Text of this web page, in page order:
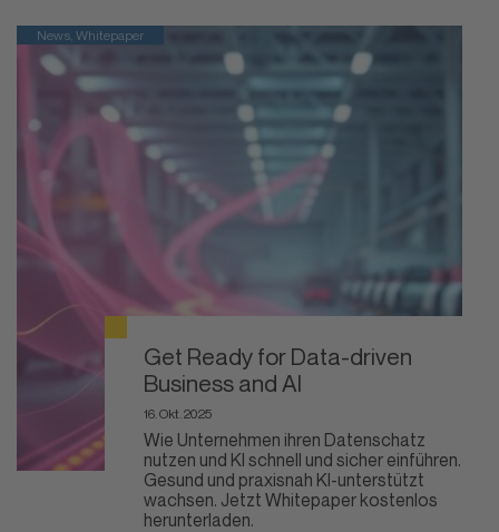
News, Whitepaper
Get Ready for Data-driven
Business and AI
16. Okt. 2025
Wie Unternehmen ihren Datenschatz
nutzen und KI schnell und sicher einführen.
Gesund und praxisnah KI-unterstützt
wachsen. Jetzt Whitepaper kostenlos
herunterladen.